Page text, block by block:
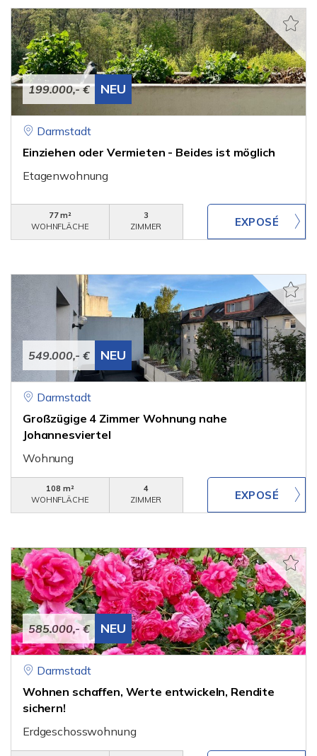
199.000,- € NEU
Darmstadt
Einziehen oder Vermieten - Beides ist möglich
Etagenwohnung
77 m²
WOHNFLÄCHE
3
ZIMMER
549.000,- € NEU
Darmstadt
Großzügige 4 Zimmer Wohnung nahe
Johannesviertel
Wohnung
108 m²
WOHNFLÄCHE
4
ZIMMER
585.000,- € NEU
Darmstadt
Wohnen schaffen, Werte entwickeln, Rendite
sichern!
Erdgeschosswohnung